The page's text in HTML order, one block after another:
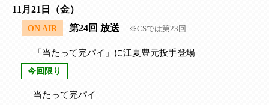
11月21日（金）
ON AIR 第24回 放送 ※CSでは第23回
「当たって完パイ」に江夏豊元投手登場
今回限り
当たって完パイ